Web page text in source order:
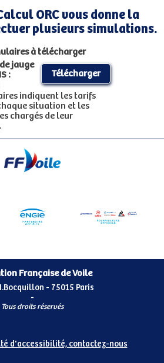
ORC vous donne la
plusieurs simulations.
à télécharger
jauge
:
Télécharger
indiquent les tarifs
situation et les
chargés de leur
Française de Voile
- 75015 Paris
-
Tous droits réservés
d'accessibilité, contactez-nous